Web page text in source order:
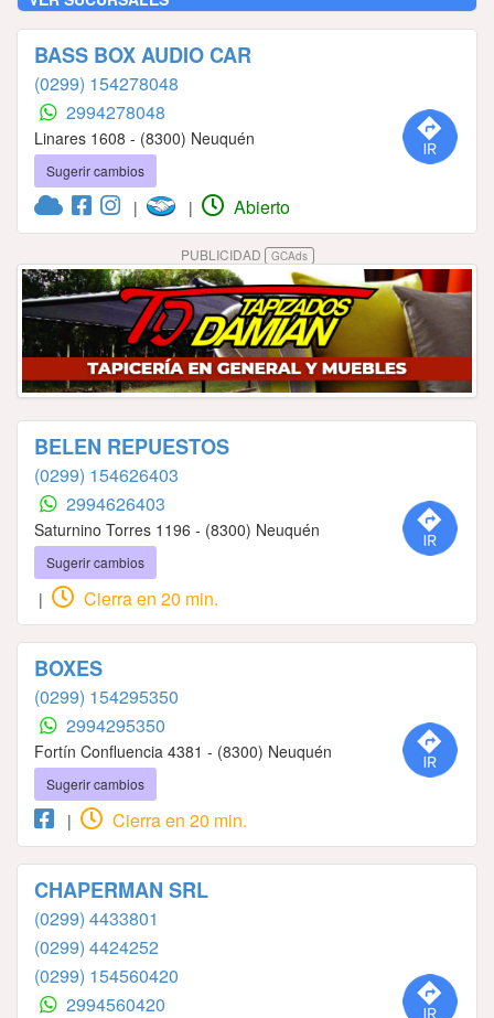
BASS BOX AUDIO CAR
(0299) 154278048
2994278048
Linares 1608 - (8300) Neuquén
Sugerir cambios
| | Abierto
PUBLICIDAD GCAds
BELEN REPUESTOS
(0299) 154626403
2994626403
Saturnino Torres 1196 - (8300) Neuquén
Sugerir cambios
| Cierra en 20 min.
BOXES
(0299) 154295350
2994295350
Fortín Confluencia 4381 - (8300) Neuquén
Sugerir cambios
| Cierra en 20 min.
CHAPERMAN SRL
(0299) 4433801
(0299) 4424252
(0299) 154560420
2994560420